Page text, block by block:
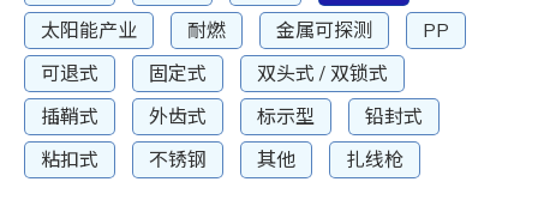
太阳能产业
耐燃 金属可探测
PP
可退式
固定式
双头式 / 双锁式
插鞘式
外齿式 标示型
铅封式
粘扣式
不锈钢 其他 扎线枪